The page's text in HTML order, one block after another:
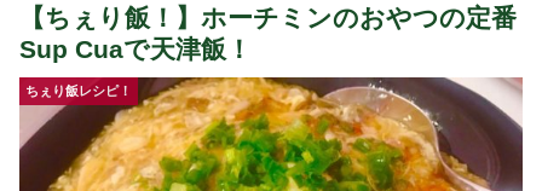
【ちぇり飯！】ホーチミンのおやつの定番
Sup Cuaで天津飯！
ちぇり飯レシピ！